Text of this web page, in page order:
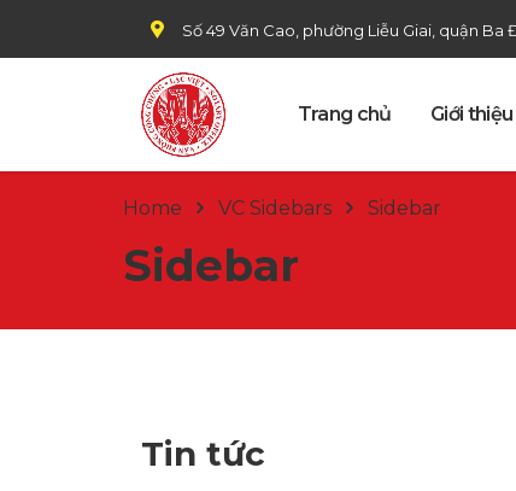
Số 49 Văn Cao, phường Liễu Giai, quận Ba
Trang chủ Giới thiệu
Home VC Sidebars Sidebar
Sidebar
Tin tức